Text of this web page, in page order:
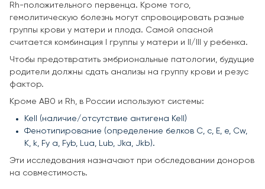
Rh-положительного первенца. Кроме того,
гемолитическую болезнь могут спровоцировать разные
группы крови у матери и плода. Самой опасной
считается комбинация I группы у матери и II/III у ребенка.
Чтобы предотвратить эмбриональные патологии, будущие
родители должны сдать анализы на группу крови и резус
фактор.
Кроме AB0 и Rh, в России используют системы:
Kell (наличие/отсутствие антигена Kell)
Фенотипирование (определение белков C, c, E, e, Cw,
K, k, Fy a, Fyb, Lua, Lub, Jka, Jkb).
Эти исследования назначают при обследовании доноров
на совместимость.